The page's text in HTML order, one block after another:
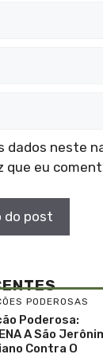
dados neste
que eu
PODEROSAS
Poderosa:
A São
Contra O